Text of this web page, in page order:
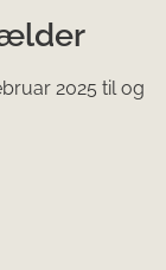
2025 til og